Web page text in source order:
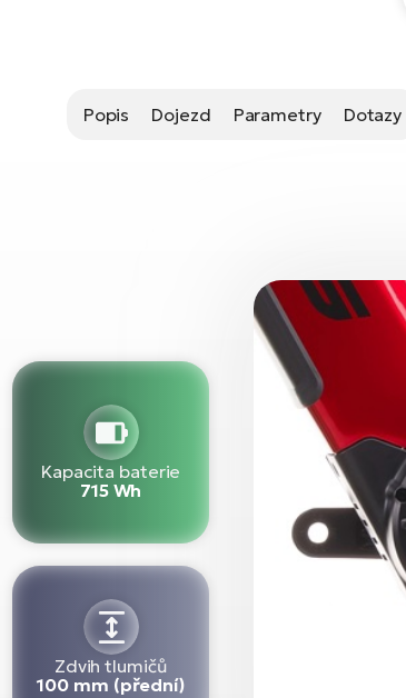
Popis Dojezd Parametry Dotazy
Kapacita baterie
715 Wh
Zdvih tlumičů
100 mm (přední)